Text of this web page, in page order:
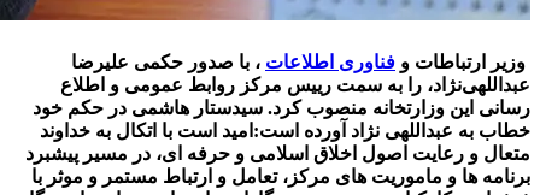
وزیر ارتباطات و فناوری اطلاعات ، با صدور حکمی علیرضا
عبداللهی‌نژاد، را به سمت رییس مرکز روابط عمومی و اطلاع
رسانی این وزارتخانه منصوب کرد. سیدستار هاشمی در حکم خود
خطاب به عبداللهی نژاد آورده است:امید است با اتکال به خداوند
متعال و رعایت اصول اخلاق اسلامی و حرفه ای، در مسیر پیشبرد
برنامه ها و ماموریت های مرکز، تعامل و ارتباط مستمر و موثر با